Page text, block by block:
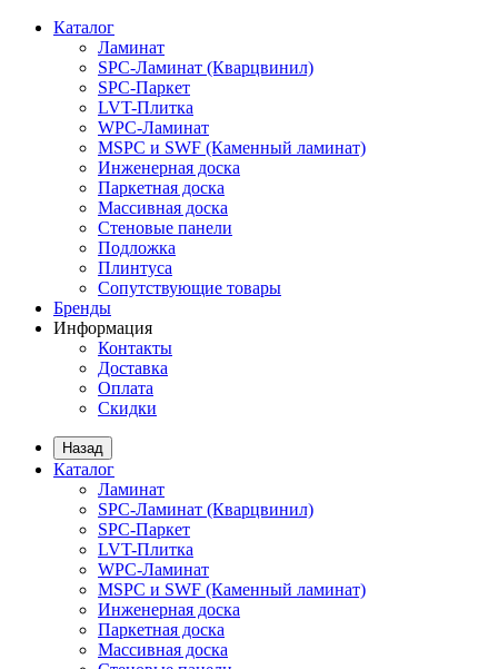
Каталог
Ламинат
SPC-Ламинат (Кварцвинил)
SPC-Паркет
LVT-Плитка
WPC-Ламинат
MSPC и SWF (Каменный ламинат)
Инженерная доска
Паркетная доска
Массивная доска
Стеновые панели
Подложка
Плинтуса
Сопутствующие товары
Бренды
Информация
Контакты
Доставка
Оплата
Скидки
Назад
Каталог
Ламинат
SPC-Ламинат (Кварцвинил)
SPC-Паркет
LVT-Плитка
WPC-Ламинат
MSPC и SWF (Каменный ламинат)
Инженерная доска
Паркетная доска
Массивная доска